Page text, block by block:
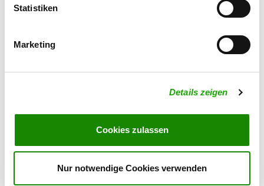
Statistiken
Marketing
Details zeigen
Cookies zulassen
Nur notwendige Cookies verwenden
zur Parksituation, findet ihr hier:
Für alle Daheimgebliebenen berichten
Facebookseite.